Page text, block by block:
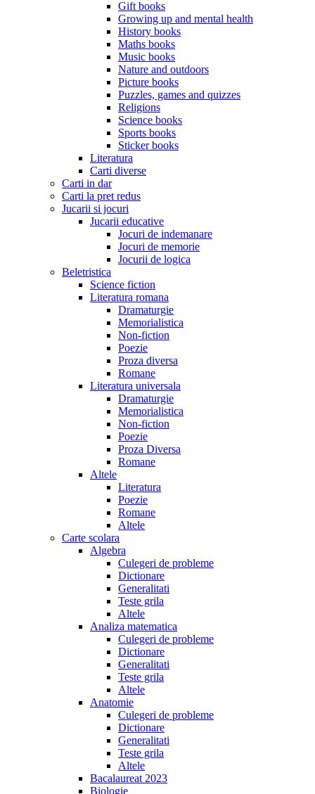
Gift books
Growing up and mental health
History books
Maths books
Music books
Nature and outdoors
Picture books
Puzzles, games and quizzes
Religions
Science books
Sports books
Sticker books
Literatura
Carti diverse
Carti in dar
Carti la pret redus
Jucarii si jocuri
Jucarii educative
Jocuri de indemanare
Jocuri de memorie
Jocurii de logica
Beletristica
Science fiction
Literatura romana
Dramaturgie
Memorialistica
Non-fiction
Poezie
Proza diversa
Romane
Literatura universala
Dramaturgie
Memorialistica
Non-fiction
Poezie
Proza Diversa
Romane
Altele
Literatura
Poezie
Romane
Altele
Carte scolara
Algebra
Culegeri de probleme
Dictionare
Generalitati
Teste grila
Altele
Analiza matematica
Culegeri de probleme
Dictionare
Generalitati
Teste grila
Altele
Anatomie
Culegeri de probleme
Dictionare
Generalitati
Teste grila
Altele
Bacalaureat 2023
Biologie